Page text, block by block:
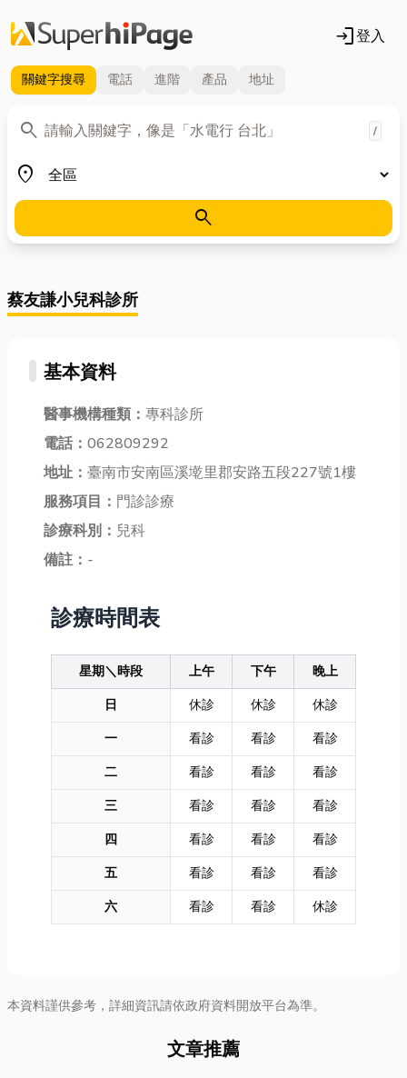
login登入
關鍵字搜尋 電話 進階 產品 地址
search
關鍵字 /
place
地區
search
蔡友謙小兒科診所
基本資料
醫事機構種類： 專科診所
電話： 062809292
地址： 臺南市安南區溪墘里郡安路五段227號1樓
服務項目： 門診診療
診療科別： 兒科
備註： -
診療時間表
星期＼時段 上午 下午
晚上
日
休診 休診
休診
一
看診 看診
看診
二
看診 看診
看診
三
看診 看診
看診
四
看診 看診
看診
五
看診 看診
看診
六
看診 看診 休診
本資料謹供參考，詳細資訊請依政府資料開放平台為準。
文章推薦